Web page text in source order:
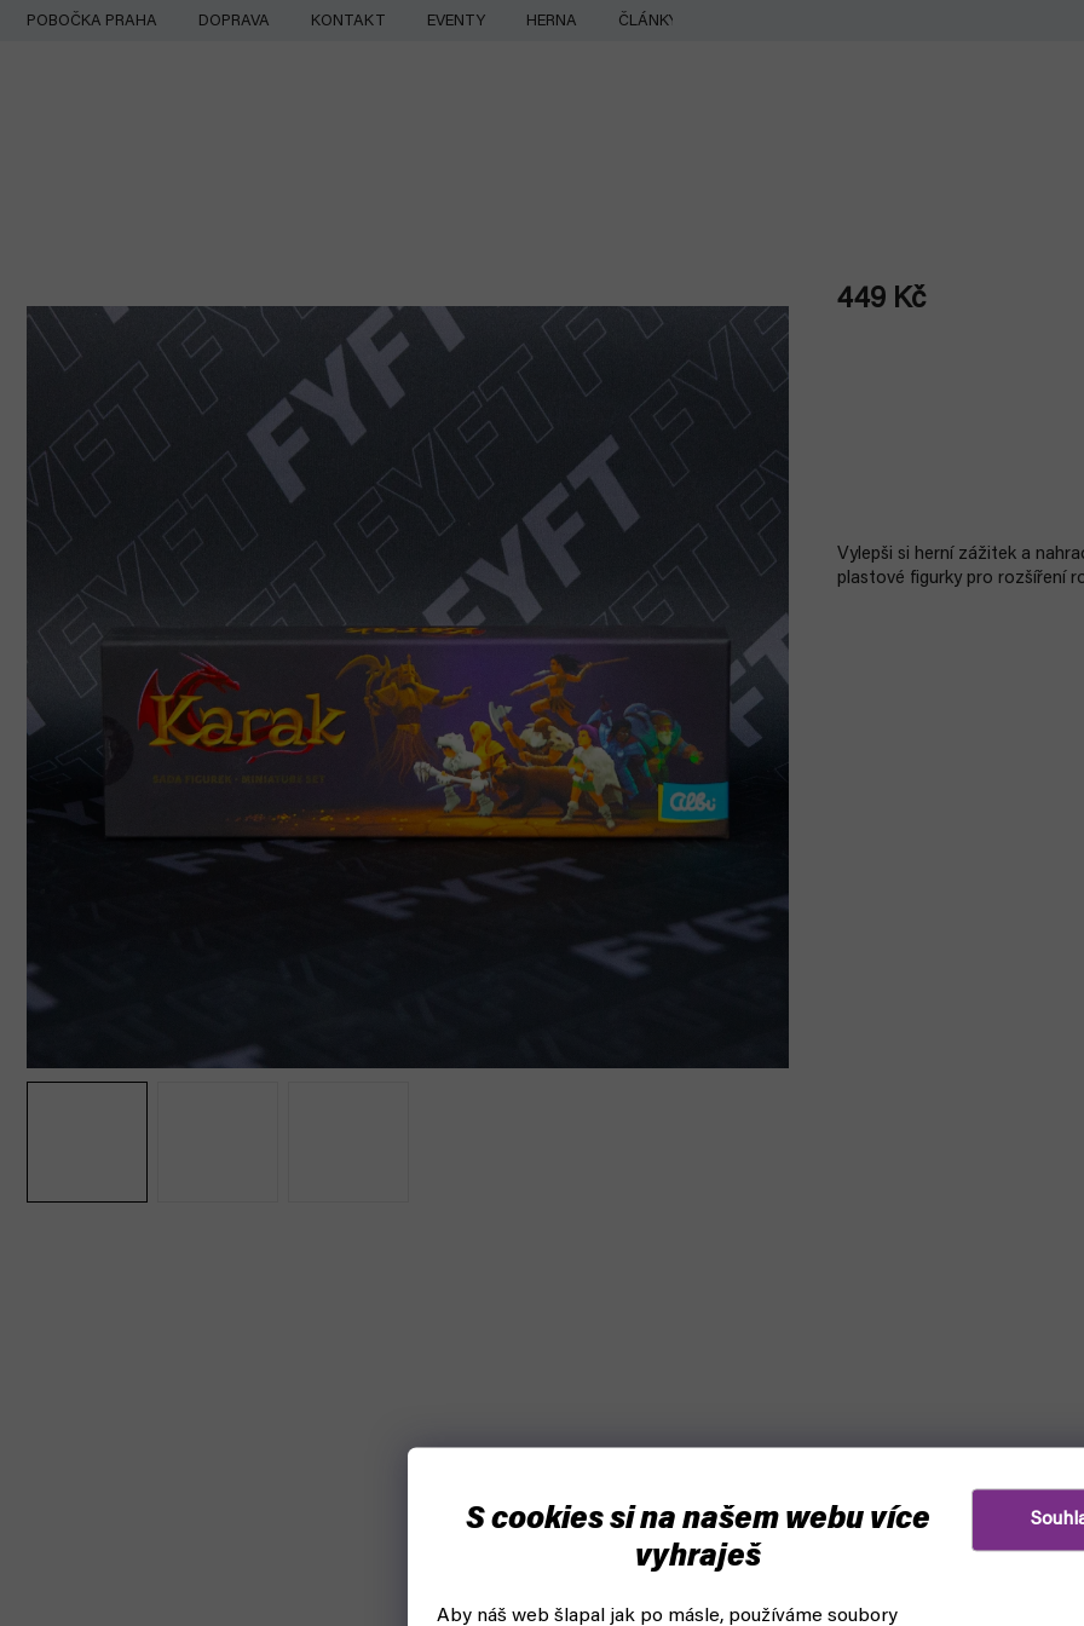
S cookies si na našem webu více
vyhraješ
Aby náš web šlapal jak po másle, používáme soubory
Přejít
POBOČKA PRAHA DOPRAVA KONTAKT EVENTY HERNA ČLÁNKY
449 Kč
Vylepši si herní zážitek a
plastové figurky pro rozšíření